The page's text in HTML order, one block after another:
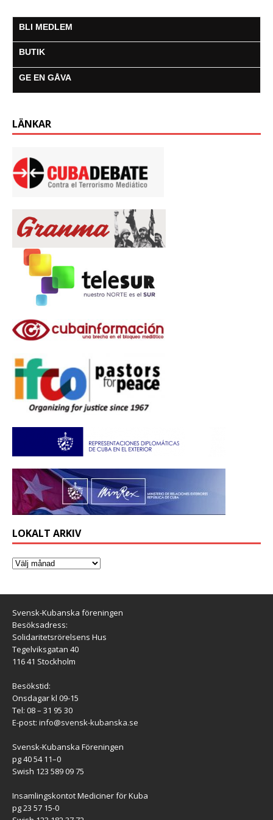
BLI MEDLEM
BUTIK
GE EN GÅVA
LÄNKAR
LOKALT ARKIV
Svensk-Kubanska föreningen
Besöksadress:
Solidaritetsrörelsens Hus
Tegelviksgatan 40
116 41 Stockholm
Besökstid:
Onsdagar kl 09-15
Tel: 08 – 31 95 30
E-post: info@svensk-kubanska.se
Svensk-Kubanska Föreningen
pg 40 54 11–0
Swish 123 589 09 75
Insamlingskontot Mediciner för Kuba
pg 23 57 15-0